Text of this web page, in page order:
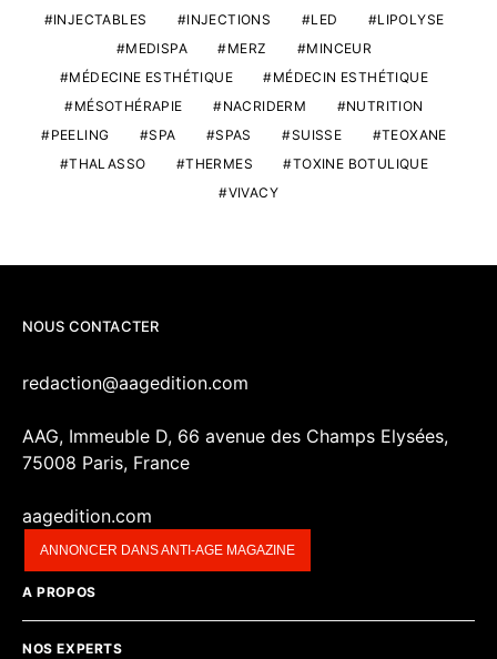
INJECTABLES
INJECTIONS LED
LIPOLYSE
MEDISPA
MERZ
MINCEUR
MÉDECINE ESTHÉTIQUE
MÉDECIN ESTHÉTIQUE
MÉSOTHÉRAPIE
NACRIDERM
NUTRITION
PEELING
SPA SPAS SUISSE
TEOXANE
THALASSO
THERMES
TOXINE BOTULIQUE
VIVACY
NOUS CONTACTER
redaction@aagedition.com
AAG, Immeuble D, 66 avenue des Champs Elysées,
75008 Paris, France
aagedition.com
ANNONCER DANS ANTI-AGE MAGAZINE
A PROPOS
NOS EXPERTS